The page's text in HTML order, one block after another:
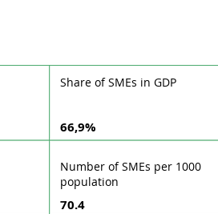
Share of SMEs in GDP
66,9%
Number of SMEs per 1000
population
70.4